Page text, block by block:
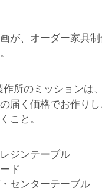
が、オーダー家具
作所のミッションは
届く価格でお作り
こと。
ジンテーブル
ド
センターテーブル